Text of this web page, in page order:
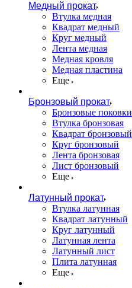
Медный прокат
Втулка медная
Квадрат медный
Круг медный
Лента медная
Медная кровля
Медная пластина
Еще
Бронзовый прокат
Бронзовые поковки
Втулка бронзовая
Квадрат бронзовый
Круг бронзовый
Лента бронзовая
Лист бронзовый
Еще
Латунный прокат
Втулка латунная
Квадрат латунный
Круг латунный
Латунная лента
Латунный лист
Плита латунная
Еще